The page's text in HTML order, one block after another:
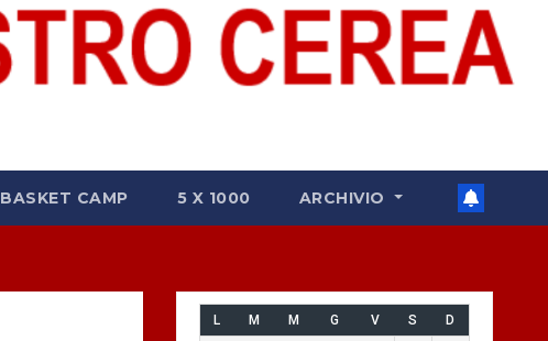
BASKET CAMP 5 X 1000 ARCHIVIO
L M M G V S D